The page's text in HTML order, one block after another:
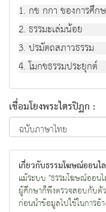
1. กข กกา ของการศึก
2. ธรรมะเล่มน้อย
3. ปรมัตถสภาวธรรม
4. โมกขธรรมประยุกต์
เชื่อมโยงพระไตรปิฏก :
เกี่ยวกับธรรมโฆษณ์ออน
แม้ระบบ "ธรรมโฆษณ์ออน
ผู้ศึกษาก็พึงตรวจสอบกับตั
ก่อนนำข้อมูลไปใช้ในการอ้